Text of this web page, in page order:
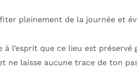
pleinement de la journée et
à l’esprit que ce lieu est préservé
ne laisse aucune trace de ton